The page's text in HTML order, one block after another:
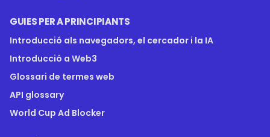
GUIES PER A PRINCIPIANTS
Introducció als navegadors, el cercador i la IA
Introducció a Web3
Glossari de termes web
API glossary
World Cup Ad Blocker